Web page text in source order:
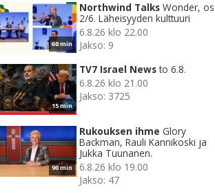
60 min
Northwind Talks Wonder,
2/6. Läheisyyden kulttuuri
6.8.26 klo 22.00
Jakso: 9
15 min
TV7 Israel News to 6.8.
6.8.26 klo 21.00
Jakso: 3725
90 min
Rukouksen ihme Glory
Backman, Rauli Kannikoski ja
Jukka Tuunanen.
6.8.26 klo 19.00
Jakso: 47